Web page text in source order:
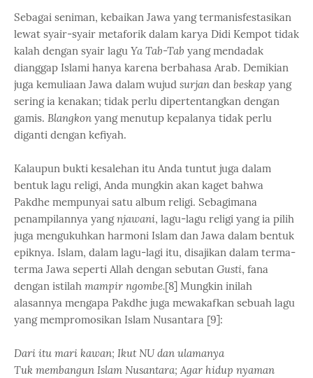
Sebagai seniman, kebaikan Jawa yang termanisfestasikan
lewat syair-syair metaforik dalam karya Didi Kempot tidak
kalah dengan syair lagu Ya Tab-Tab yang mendadak
dianggap Islami hanya karena berbahasa Arab. Demikian
juga kemuliaan Jawa dalam wujud surjan dan beskap yang
sering ia kenakan; tidak perlu dipertentangkan dengan
gamis. Blangkon yang menutup kepalanya tidak perlu
diganti dengan kefiyah.
Kalaupun bukti kesalehan itu Anda tuntut juga dalam
bentuk lagu religi, Anda mungkin akan kaget bahwa
Pakdhe mempunyai satu album religi. Sebagimana
penampilannya yangnjawani, lagu-lagu religi yang ia pilih
juga mengukuhkan harmoni Islam dan Jawa dalam bentuk
epiknya. Islam, dalam lagu-lagi itu, disajikan dalam terma-
terma Jawa seperti Allah dengan sebutan Gusti, fana
dengan istilah mampir ngombe.[8] Mungkin inilah
alasannya mengapa Pakdhe juga mewakafkan sebuah lagu
yang mempromosikan Islam Nusantara [9]:
Dari itu mari kawan; Ikut NU dan ulamanya
Tuk membangun Islam Nusantara; Agar hidup nyaman